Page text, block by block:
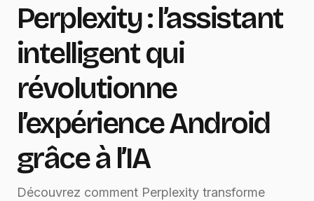
Perplexity : l’assistant
intelligent qui
révolutionne
l’expérience Android
grâce à l’IA
Découvrez comment Perplexity transforme